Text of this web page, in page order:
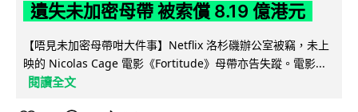
遺失未加密母帶 被索償 8.19 億港元
【唔見未加密母帶咁大件事】Netflix 洛杉磯辦公室被竊，未上
映的 Nicolas Cage 電影《Fortitude》母帶亦告失蹤。電影...
閱讀全文